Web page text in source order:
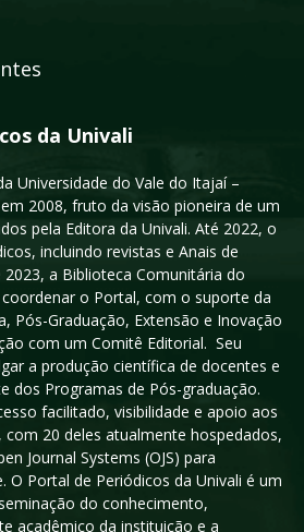
da Univali
Universidade do Vale do Itajaí –
2008, fruto da visão pioneira de um
pela Editora da Univali. Até 2022, o
incluindo revistas e Anais de
a Biblioteca Comunitária do
o Portal, com o suporte da
Pós-Graduação, Extensão e Inovação
com um Comitê Editorial. Seu
a produção científica de docentes e
dos Programas de Pós-graduação.
facilitado, visibilidade e apoio aos
20 deles atualmente hospedados,
Journal Systems (OJS) para
O Portal de Periódicos da Univali é um
do conhecimento,
acadêmico da instituição e a